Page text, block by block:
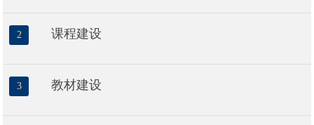
2 课程建设
3 教材建设